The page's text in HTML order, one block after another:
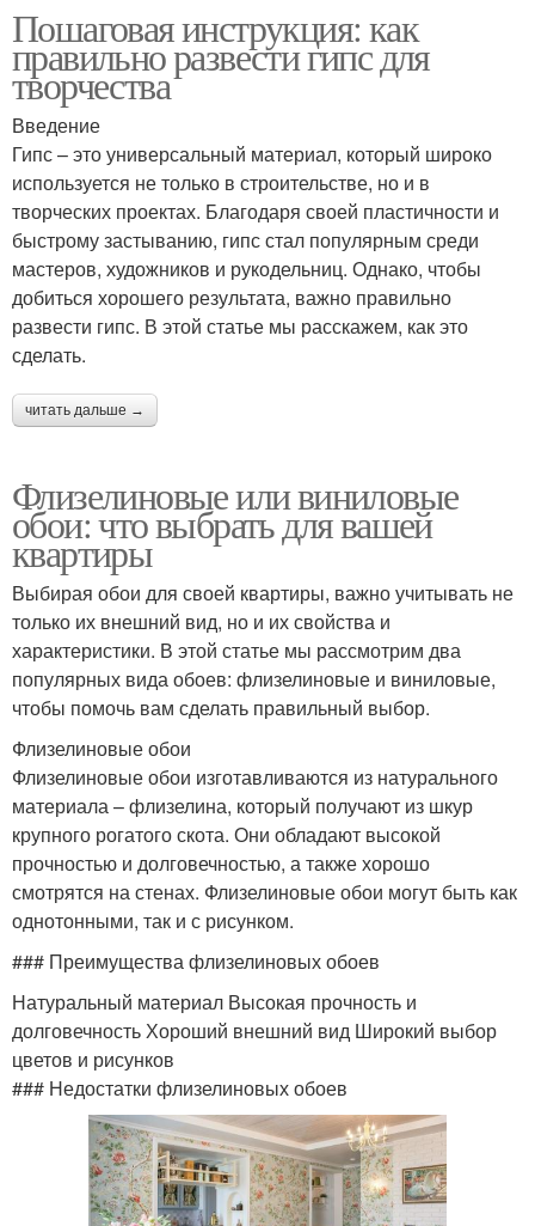
Пошаговая инструкция: как
правильно развести гипс для
творчества
Введение
Гипс – это универсальный материал, который широко
используется не только в строительстве, но и в
творческих проектах. Благодаря своей пластичности и
быстрому застыванию, гипс стал популярным среди
мастеров, художников и рукодельниц. Однако, чтобы
добиться хорошего результата, важно правильно
развести гипс. В этой статье мы расскажем, как это
сделать.
читать дальше →
Флизелиновые или виниловые
обои: что выбрать для вашей
квартиры
Выбирая обои для своей квартиры, важно учитывать не
только их внешний вид, но и их свойства и
характеристики. В этой статье мы рассмотрим два
популярных вида обоев: флизелиновые и виниловые,
чтобы помочь вам сделать правильный выбор.
Флизелиновые обои
Флизелиновые обои изготавливаются из натурального
материала – флизелина, который получают из шкур
крупного рогатого скота. Они обладают высокой
прочностью и долговечностью, а также хорошо
смотрятся на стенах. Флизелиновые обои могут быть как
однотонными, так и с рисунком.
### Преимущества флизелиновых обоев
Натуральный материал Высокая прочность и
долговечность Хороший внешний вид Широкий выбор
цветов и рисунков
### Недостатки флизелиновых обоев